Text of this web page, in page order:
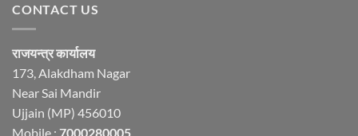
CONTACT US
राजयन्त्र कार्यालय
173, Alakdham Nagar
Near Sai Mandir
Ujjain (MP) 456010
Mobile : 7000280005